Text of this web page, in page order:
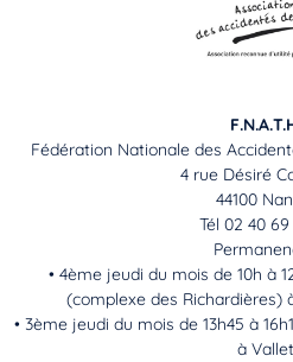
Fédération Nationale des
4 rue Désiré
44100
Tél 02 40 69
• 4ème jeudi du mois de 10h à
(complexe des Richardières)
• 3ème jeudi du mois de 13h45 à
à Vallet